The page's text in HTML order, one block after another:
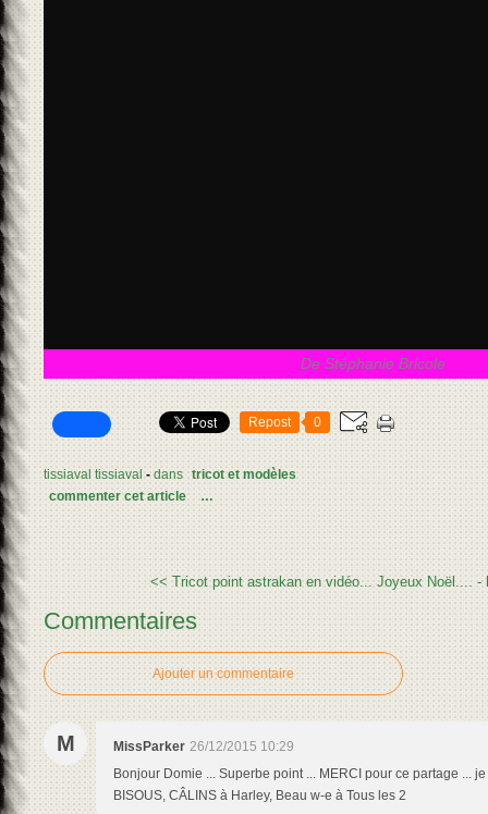
De Stéphanie Bricole
Repost 0
tissiaval tissiaval - dans tricot et modèles
commenter cet article
…
<< Tricot point astrakan en vidéo... Joyeux Noël.... -
Commentaires
Ajouter un commentaire
M MissParker 26/12/2015 10:29
Bonjour Domie ... Superbe point ... MERCI pour ce partage ...
BISOUS, CÂLINS à Harley, Beau w-e à Tous les 2